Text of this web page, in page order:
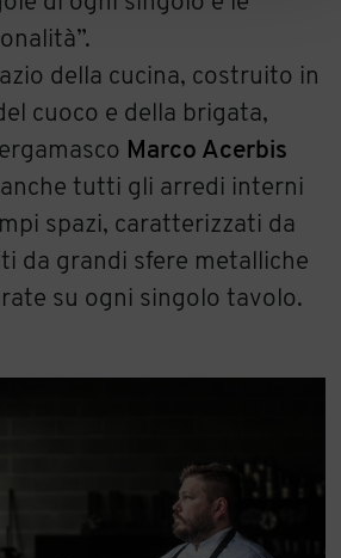
della cucina, costruito in
cuoco e della brigata,
Marco Acerbis
tutti gli arredi interni
spazi, caratterizzati da
da grandi sfere metalliche
su ogni singolo tavolo.